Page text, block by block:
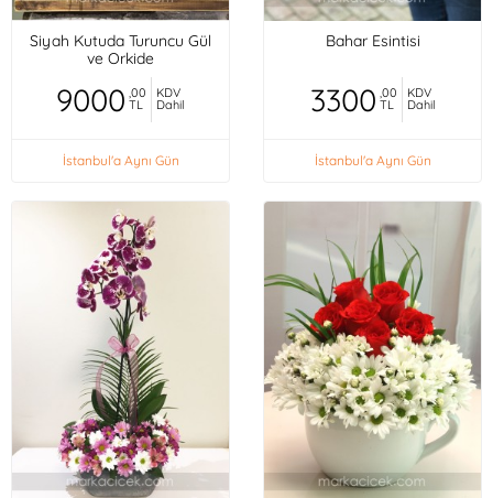
Siyah Kutuda Turuncu Gül
ve Orkide
9000 ,00
TL
KDV
Dahil
İstanbul'a Aynı Gün
Bahar Esintisi
3300 ,00
TL
KDV
Dahil
İstanbul'a Aynı Gün